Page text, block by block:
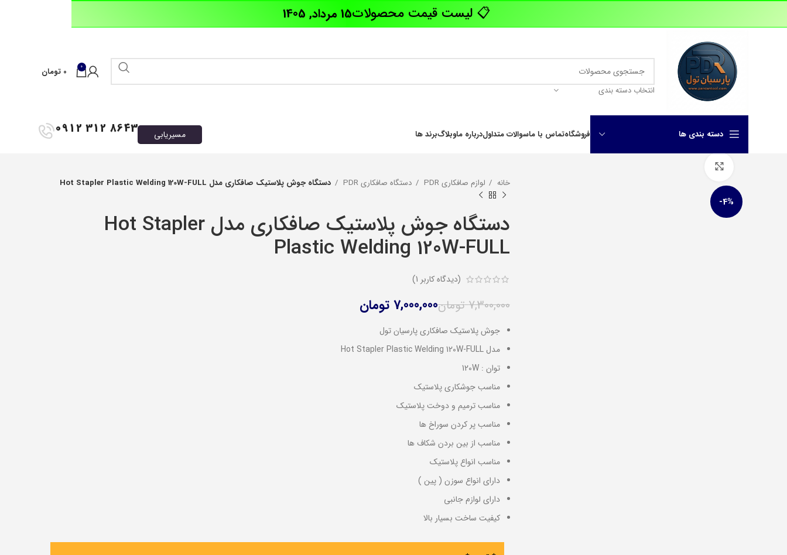
انتخاب دسته بندی
0
0 تومان
دسته بندی ها
بسته های پیشنهادی ویژه
نرم افزار
فروشگاهتماس با ماسوالات متداولدرباره ماوبلاگبرند ها مسیریابی 8643 312 0912
-4%
خانه لوازم صافکاری PDR دستگاه صافکاری PDR دستگاه جوش پلاستیک صافکاری مدل Hot Stapler Plastic Welding 120W-FULL
تومان
دستگاه جوش پلاستیک صافکاری مدل Hot Stapler
Plastic Welding 120W-FULL
(دیدگاه کاربر 1
)
7,300,000 تومان7,000,000 تومان
جوش پلاستیک صافکاری پارسیان تول
مدل Hot Stapler Plastic Welding 120W-FULL
توان : 120W
مناسب جوشکاری پلاستیک
مناسب ترمیم و دوخت پلاستیک
مناسب پر کردن سوراخ ها
مناسب از بین بردن شکاف ها
مناسب انواع پلاستیک
دارای انواع سوزن ( پین )
دارای لوازم جانبی
کیفیت ساخت بسیار بالا
📋 لیست قیمت محصولات15 مرداد, 1405